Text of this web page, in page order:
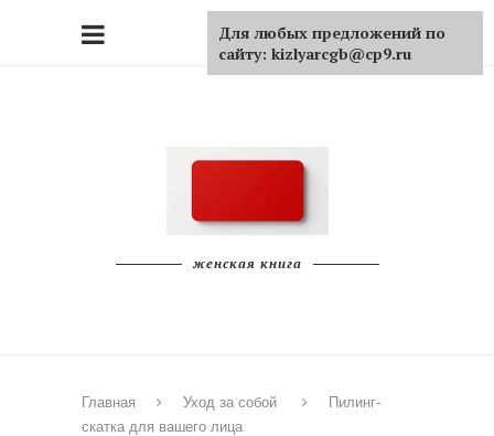
женская книга
Главная Уход за собой
Пилинг-
скатка для вашего лица
Для любых предложений по
сайту: kizlyarcgb@cp9.ru